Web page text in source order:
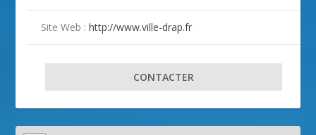
Site Web :http://www.ville-drap.fr
CONTACTER